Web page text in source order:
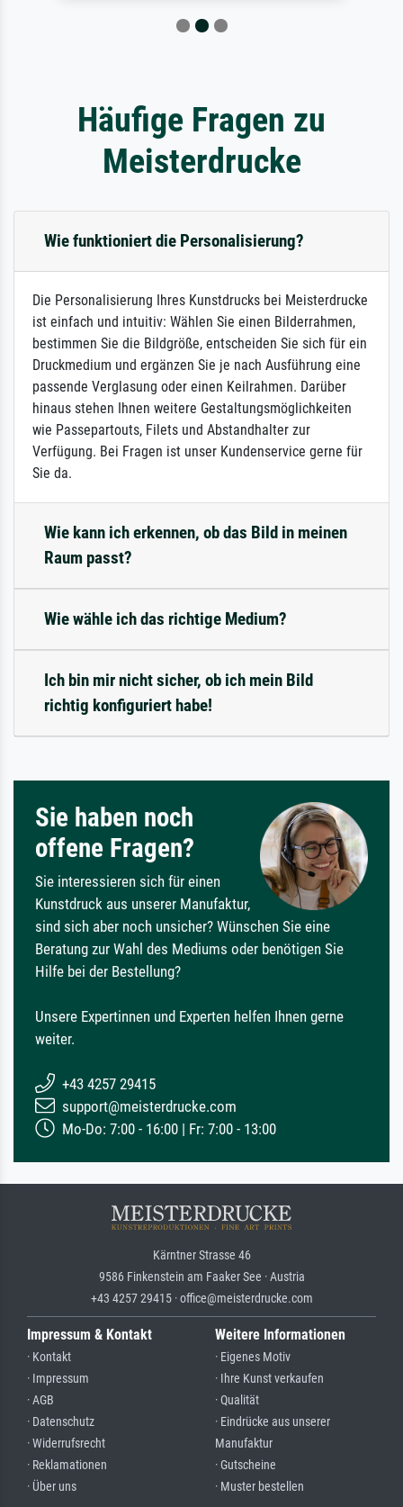
Häufige Fragen zu
Meisterdrucke
Wie funktioniert die Personalisierung?
Die Personalisierung Ihres Kunstdrucks bei Meisterdrucke
ist einfach und intuitiv: Wählen Sie einen Bilderrahmen,
bestimmen Sie die Bildgröße, entscheiden Sie sich für ein
Druckmedium und ergänzen Sie je nach Ausführung eine
passende Verglasung oder einen Keilrahmen. Darüber
hinaus stehen Ihnen weitere Gestaltungsmöglichkeiten
wie Passepartouts, Filets und Abstandhalter zur
Verfügung. Bei Fragen ist unser Kundenservice gerne für
Sie da.
Wie kann ich erkennen, ob das Bild in meinen
Raum passt?
Wie wähle ich das richtige Medium?
Ich bin mir nicht sicher, ob ich mein Bild
richtig konfiguriert habe!
Sie haben noch
offene Fragen?
Sie interessieren sich für einen
Kunstdruck aus unserer Manufaktur,
sind sich aber noch unsicher? Wünschen Sie eine
Beratung zur Wahl des Mediums oder benötigen Sie
Hilfe bei der Bestellung?
Unsere Expertinnen und Experten helfen Ihnen gerne
weiter.
+43 4257 29415
support@meisterdrucke.com
Mo-Do: 7:00 - 16:00 | Fr: 7:00 - 13:00
Kärntner Strasse 46
9586 Finkenstein am Faaker See · Austria
+43 4257 29415 · office@meisterdrucke.com
Impressum & Kontakt
· Kontakt
· Impressum
· AGB
· Datenschutz
· Widerrufsrecht
· Reklamationen
· Über uns
Weitere Informationen
· Eigenes Motiv
· Ihre Kunst verkaufen
· Qualität
· Eindrücke aus unserer
Manufaktur
· Gutscheine
· Muster bestellen